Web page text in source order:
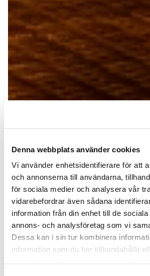
Denna webbplats använder cookies
Vi använder enhetsidentifierare för att
och annonserna till användarna,
för sociala medier och analysera vår
vidarebefordrar även sådana
information från din enhet till de
annons- och analysföretag som vi
Dessa kan i sin tur kombinera
information som du har tillhandahållit